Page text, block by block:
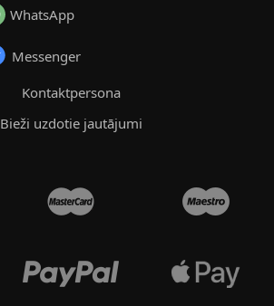
WhatsApp
Messenger
Kontaktpersona
Bieži uzdotie jautājumi